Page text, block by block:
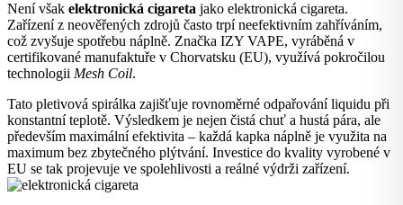
Není však elektronická cigareta jako elektronická cigareta.
Zařízení z neověřených zdrojů často trpí neefektivním zahříváním,
což zvyšuje spotřebu náplně. Značka IZY VAPE, vyráběná v
certifikované manufaktuře v Chorvatsku (EU), využívá pokročilou
technologii Mesh Coil.
Tato pletivová spirálka zajišťuje rovnoměrné odpařování liquidu při
konstantní teplotě. Výsledkem je nejen čistá chuť a hustá pára, ale
především maximální efektivita – každá kapka náplně je využita na
maximum bez zbytečného plýtvání. Investice do kvality vyrobené v
EU se tak projevuje ve spolehlivosti a reálné výdrži zařízení.